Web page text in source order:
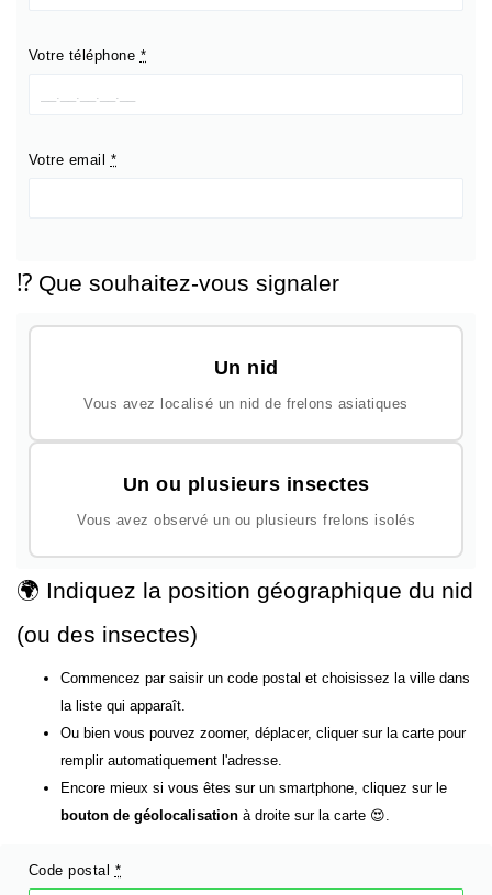
Votre téléphone *
Votre email *
⁉️ Que souhaitez-vous signaler
Un nid
Vous avez localisé un nid de frelons asiatiques
Un ou plusieurs insectes
Vous avez observé un ou plusieurs frelons isolés
🌍 Indiquez la position géographique du nid
(ou des insectes)
Commencez par saisir un code postal et choisissez la ville dans
la liste qui apparaît.
Ou bien vous pouvez zoomer, déplacer, cliquer sur la carte pour
remplir automatiquement l'adresse.
Encore mieux si vous êtes sur un smartphone, cliquez sur le
bouton de géolocalisation à droite sur la carte 😍.
Code postal *